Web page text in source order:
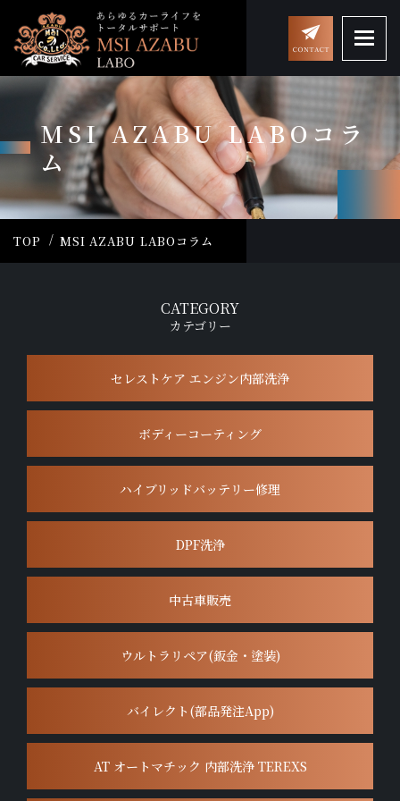
MSI AZABU LABOコラ
ム
TOP MSI AZABU LABOコラム
CATEGORY
カテゴリー
セレストケア エンジン内部洗浄
ボディーコーティング
ハイブリッドバッテリー修理
DPF洗浄
中古車販売
ウルトラリペア(鈑金・塗装)
バイレクト(部品発注App)
AT オートマチック 内部洗浄 TEREXS